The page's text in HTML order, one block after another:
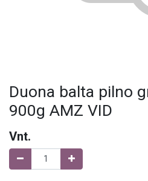
Duona balta pilno
900g AMZ VID
Vnt.